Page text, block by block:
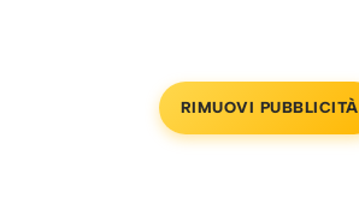
RIMUOVI PUBBLICITÀ